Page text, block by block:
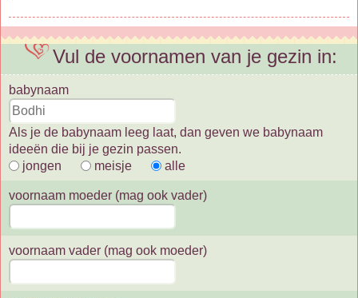
Vul de voornamen van je gezin in:
babynaam
Als je de babynaam leeg laat, dan geven we babynaam
ideeën die bij je gezin passen.
jongen
meisje alle
voornaam moeder (mag ook vader)
voornaam vader (mag ook moeder)